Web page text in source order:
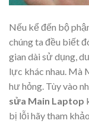
Nếu kể đến bộ
chúng ta đều biết
gian dài sử dụng,
lực khác nhau. Mà
hư hỏng. Tùy vào
sửa Main Laptop
bị lỗi hãy tham